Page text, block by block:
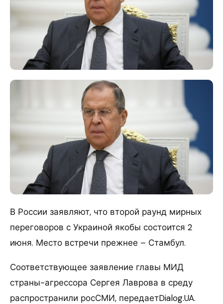
В России заявляют, что второй раунд мирных
переговоров с Украиной якобы состоится 2
июня. Место встречи прежнее – Стамбул.
Соответствующее заявление главы МИД
страны-агрессора Сергея Лаврова в среду
распространили росСМИ, передаетDialog.UA.